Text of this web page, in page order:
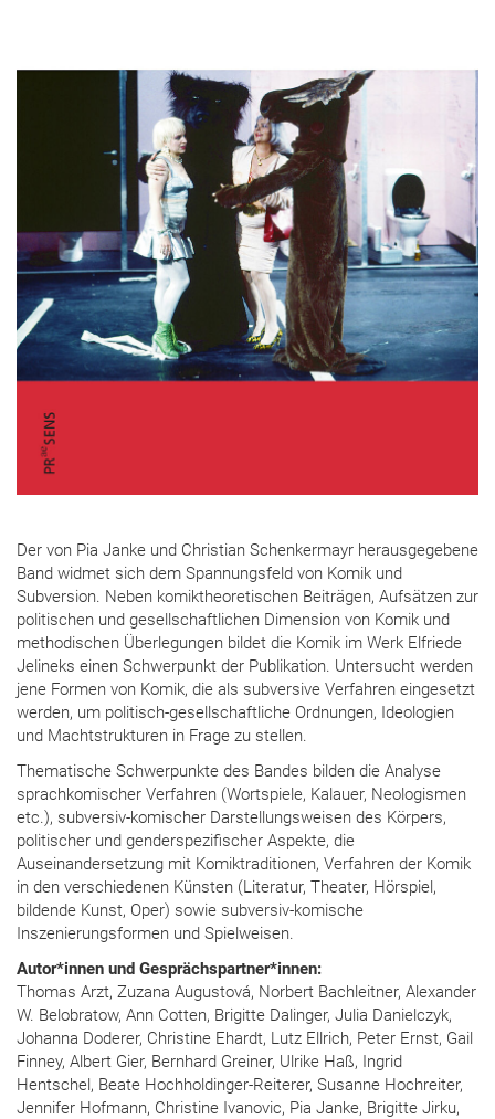
Der von Pia Janke und Christian Schenkermayr herausgegebene
Band widmet sich dem Spannungsfeld von Komik und
Subversion. Neben komiktheoretischen Beiträgen, Aufsätzen zur
politischen und gesellschaftlichen Dimension von Komik und
methodischen Überlegungen bildet die Komik im Werk Elfriede
Jelineks einen Schwerpunkt der Publikation. Untersucht werden
jene Formen von Komik, die als subversive Verfahren eingesetzt
werden, um politisch-gesellschaftliche Ordnungen, Ideologien
und Machtstrukturen in Frage zu stellen.
Thematische Schwerpunkte des Bandes bilden die Analyse
sprachkomischer Verfahren (Wortspiele, Kalauer, Neologismen
etc.), subversiv-komischer Darstellungsweisen des Körpers,
politischer und genderspezifischer Aspekte, die
Auseinandersetzung mit Komiktraditionen, Verfahren der Komik
in den verschiedenen Künsten (Literatur, Theater, Hörspiel,
bildende Kunst, Oper) sowie subversiv-komische
Inszenierungsformen und Spielweisen.
Autor*innen und Gesprächspartner*innen:
Thomas Arzt, Zuzana Augustová, Norbert Bachleitner, Alexander
W. Belobratow, Ann Cotten, Brigitte Dalinger, Julia Danielczyk,
Johanna Doderer, Christine Ehardt, Lutz Ellrich, Peter Ernst, Gail
Finney, Albert Gier, Bernhard Greiner, Ulrike Haß, Ingrid
Hentschel, Beate Hochholdinger-Reiterer, Susanne Hochreiter,
Jennifer Hofmann, Christine Ivanovic, Pia Janke, Brigitte Jirku,